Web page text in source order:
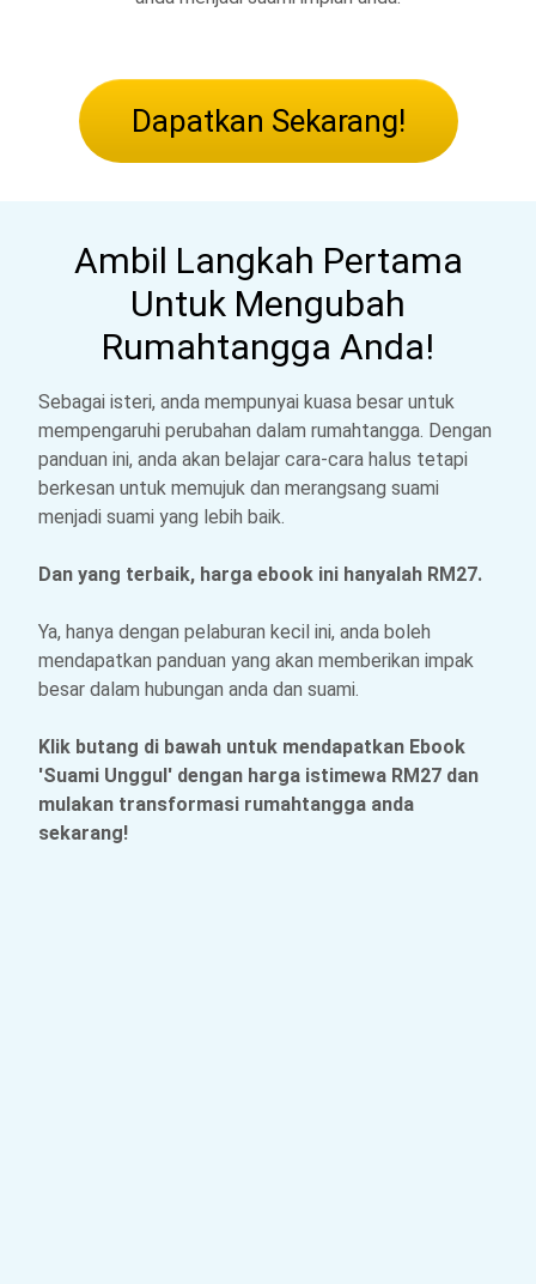
Dapatkan Sekarang!
Ambil Langkah Pertama
Untuk Mengubah
Rumahtangga Anda!
Sebagai isteri, anda mempunyai kuasa besar untuk
mempengaruhi perubahan dalam rumahtangga. Dengan
panduan ini, anda akan belajar cara-cara halus tetapi
berkesan untuk memujuk dan merangsang suami
menjadi suami yang lebih baik.
Dan yang terbaik, harga ebook ini hanyalah RM27.
Ya, hanya dengan pelaburan kecil ini, anda boleh
mendapatkan panduan yang akan memberikan impak
besar dalam hubungan anda dan suami.
Klik butang di bawah untuk mendapatkan Ebook
'Suami Unggul' dengan harga istimewa RM27 dan
mulakan transformasi rumahtangga anda
sekarang!